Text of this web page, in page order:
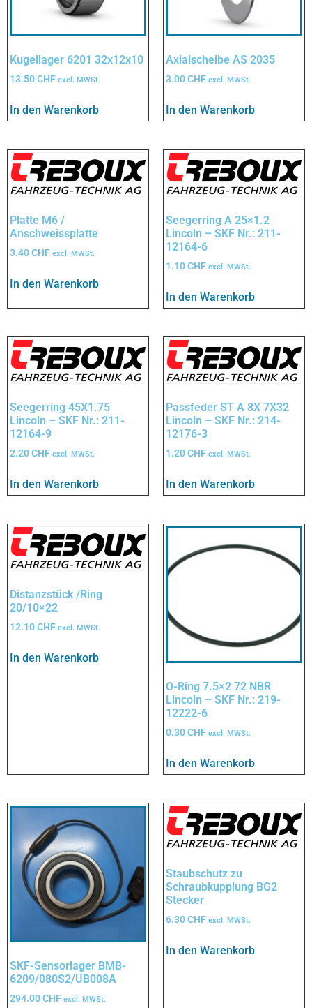
Kugellager 6201 32x12x10
13.50CHF excl. MWSt.
In den Warenkorb
Axialscheibe AS 2035
3.00CHF excl. MWSt.
In den Warenkorb
Platte M6 /
Anschweissplatte
3.40CHF excl. MWSt.
In den Warenkorb
Seegerring A 25×1.2
Lincoln – SKF Nr.: 211-
12164-6
1.10CHF excl. MWSt.
In den Warenkorb
Seegerring 45X1.75
Lincoln – SKF Nr.: 211-
12164-9
2.20CHF excl. MWSt.
In den Warenkorb
Passfeder ST A 8X 7X32
Lincoln – SKF Nr.: 214-
12176-3
1.20CHF excl. MWSt.
In den Warenkorb
Distanzstück /Ring
20/10×22
12.10CHF excl. MWSt.
In den Warenkorb
O-Ring 7.5×2 72 NBR
Lincoln – SKF Nr.: 219-
12222-6
0.30CHF excl. MWSt.
In den Warenkorb
SKF-Sensorlager BMB-
6209/080S2/UB008A
294.00CHF excl. MWSt.
Staubschutz zu
Schraubkupplung BG2
Stecker
6.30CHF excl. MWSt.
In den Warenkorb